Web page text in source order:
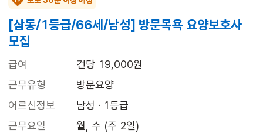
[삼동/1등급/66세/남성] 방문목욕 요양보호사
모집
급여
건당 19,000원
근무유형
방문요양
어르신정보
남성 · 1등급
근무요일
월, 수 (주 2일)